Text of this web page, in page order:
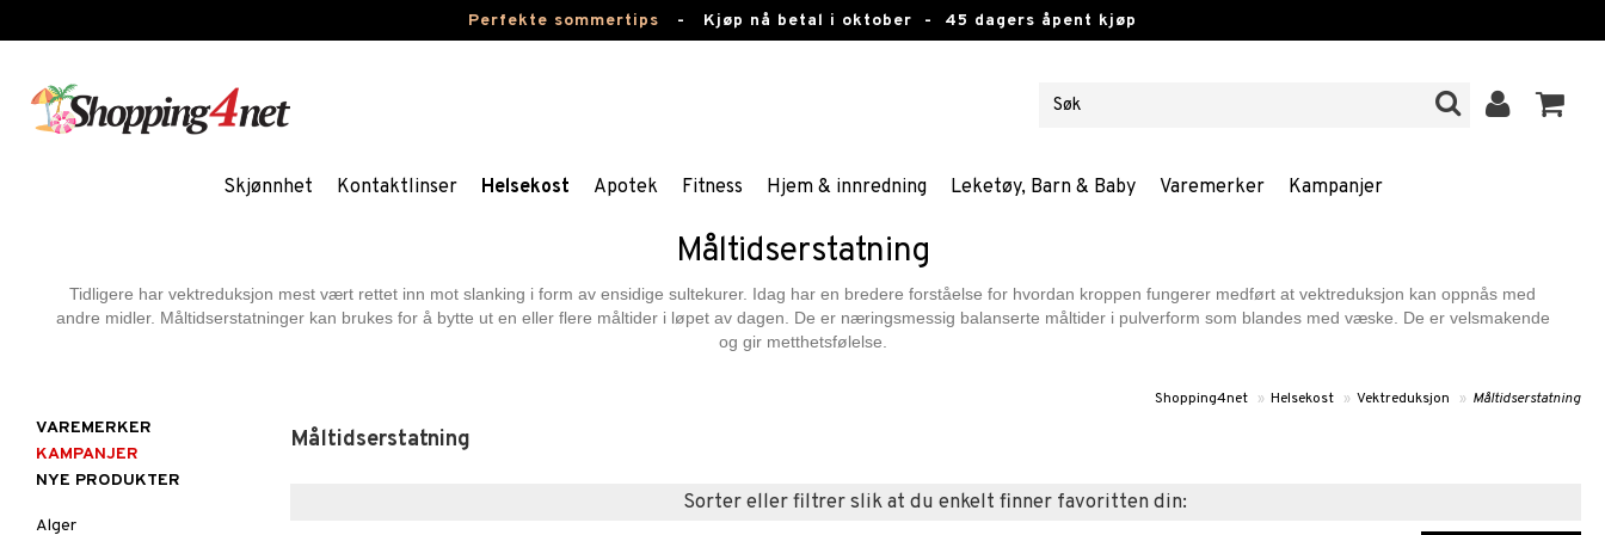
Perfekte sommertips - Kjøp nå betal i oktober - 45 dagers åpent kjøp
Skjønnhet Kontaktlinser Helsekost Apotek Fitness Hjem & innredning Leketøy, Barn & Baby Varemerker Kampanjer
Måltidserstatning
Tidligere har vektreduksjon mest vært rettet inn mot slanking i form av ensidige sultekurer. Idag har en bredere forståelse for hvordan kroppen fungerer medført at vektreduksjon kan oppnås med
andre midler. Måltidserstatninger kan brukes for å bytte ut en eller flere måltider i løpet av dagen. De er næringsmessig balanserte måltider i pulverform som blandes med væske. De er velsmakende
og gir metthetsfølelse.
Shopping4net » Helsekost » Vektreduksjon » Måltidserstatning
Måltidserstatning
Sorter eller filtrer slik at du enkelt finner favoritten din:
VAREMERKER
KAMPANJER
NYE PRODUKTER
Alger